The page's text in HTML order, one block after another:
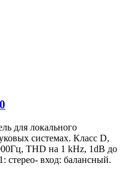
для локального
системах. Класс D,
THD на 1 kHz, 1dB до
стерео- вход: балансный.